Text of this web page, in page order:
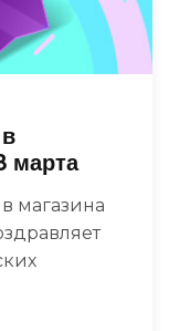
марта
магазина